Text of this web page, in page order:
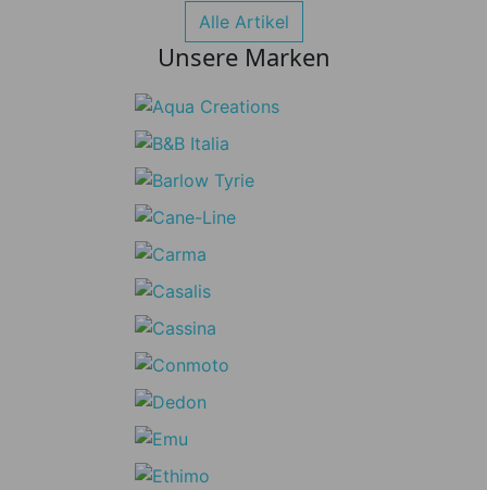
Alle Artikel
Unsere Marken